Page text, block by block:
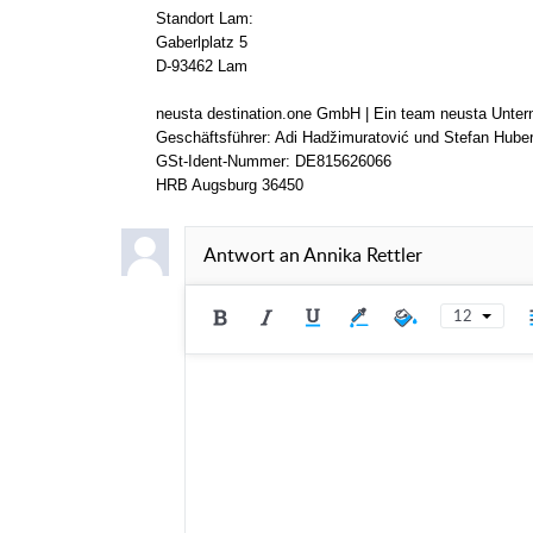
Standort Lam:
Gaberlplatz 5
D-93462 Lam
neusta destination.one GmbH | Ein team neusta
Geschäftsführer: Adi Hadžimuratović und Stefan Huber
GSt-Ident-Nummer: DE815626066
HRB Augsburg 36450
Antwort anAnnika Rettler
12